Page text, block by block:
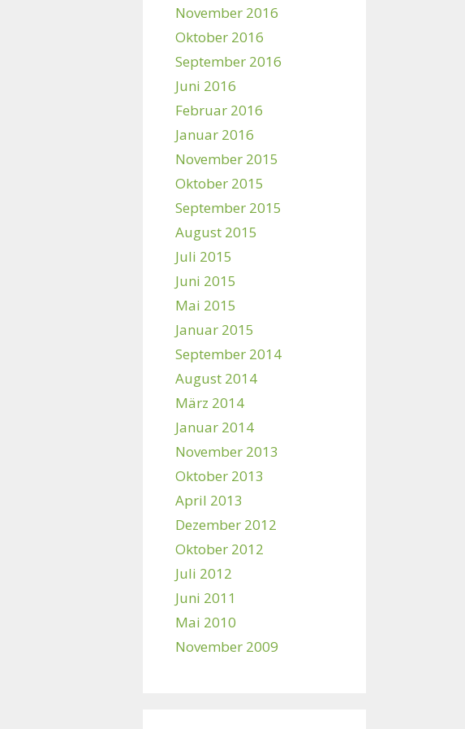
November 2016
Oktober 2016
September 2016
Juni 2016
Februar 2016
Januar 2016
November 2015
Oktober 2015
September 2015
August 2015
Juli 2015
Juni 2015
Mai 2015
Januar 2015
September 2014
August 2014
März 2014
Januar 2014
November 2013
Oktober 2013
April 2013
Dezember 2012
Oktober 2012
Juli 2012
Juni 2011
Mai 2010
November 2009